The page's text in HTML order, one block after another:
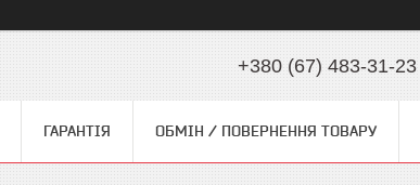
+380 (67) 483-31-23
ГАРАНТІЯ ОБМІН / ПОВЕРНЕННЯ ТОВАРУ